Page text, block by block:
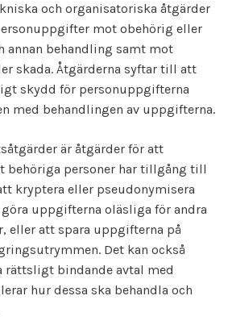
och organisatoriska åtgärder
mot obehörig eller
annan behandling samt mot
skada. Åtgärderna syftar till att
skydd för personuppgifterna
med behandlingen av uppgifterna.
är åtgärder för att
behöriga personer har tillgång till
kryptera eller pseudonymisera
uppgifterna oläsliga för andra
eller att spara uppgifterna på
Det kan också
rättsligt bindande avtal med
hur dessa ska behandla och